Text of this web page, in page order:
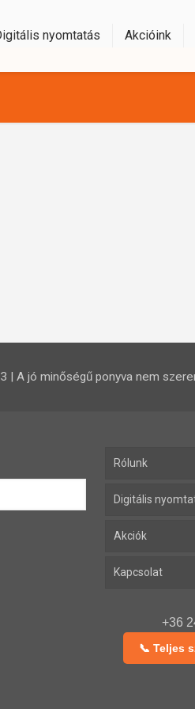
nyomtatás Akcióink
| A jó minőségű ponyva nem
Rólunk
Digitális
Akciók
Kapcsolat
+36
📞 Teljes